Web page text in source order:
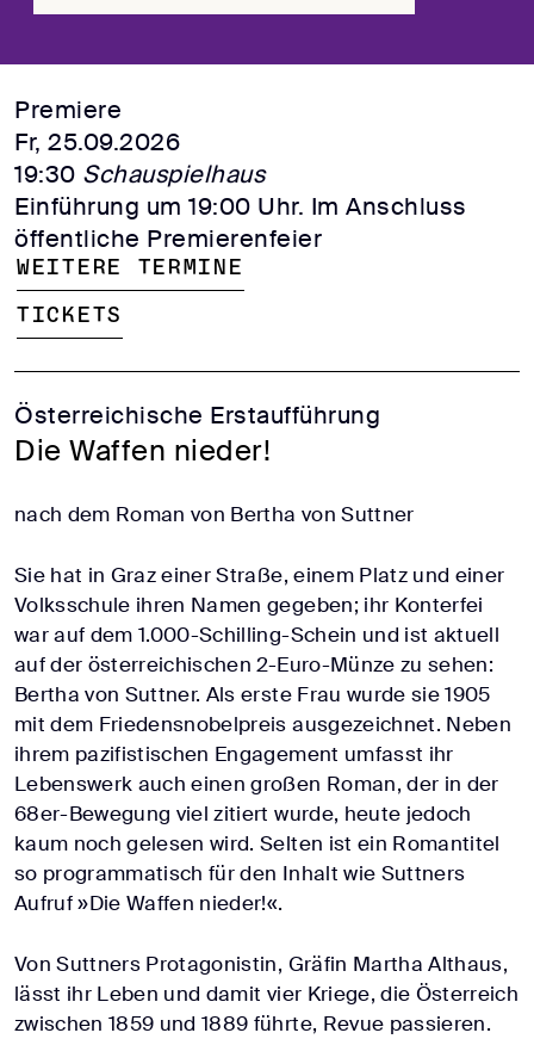
Premiere
Fr, 25.09.2026
19:30 Schauspielhaus
Einführung um 19:00 Uhr. Im Anschluss
öffentliche Premierenfeier
Weitere Termine
Tickets
Österreichische Erstaufführung
Die Waffen nieder!
nach dem Roman von Bertha von Suttner
Sie hat in Graz einer Straße, einem Platz und einer
Volksschule ihren Namen gegeben; ihr Konterfei
war auf dem 1.000-Schilling-Schein und ist aktuell
auf der österreichischen 2-Euro-Münze zu sehen:
Bertha von Suttner. Als erste Frau wurde sie 1905
mit dem Friedensnobelpreis ausgezeichnet. Neben
ihrem pazifistischen Engagement umfasst ihr
Lebenswerk auch einen großen Roman, der in der
68er-Bewegung viel zitiert wurde, heute jedoch
kaum noch gelesen wird. Selten ist ein Romantitel
so programmatisch für den Inhalt wie Suttners
Aufruf »Die Waffen nieder!«.
Von Suttners Protagonistin, Gräfin Martha Althaus,
lässt ihr Leben und damit vier Kriege, die Österreich
zwischen 1859 und 1889 führte, Revue passieren.